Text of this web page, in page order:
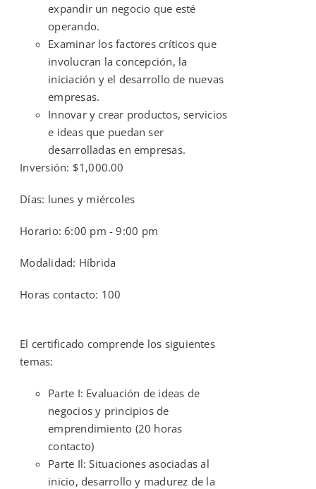
expandir un negocio que esté
operando.
Examinar los factores críticos que
involucran la concepción, la
iniciación y el desarrollo de nuevas
empresas.
Innovar y crear productos, servicios
e ideas que puedan ser
desarrolladas en empresas.
Inversión: $1,000.00
Días: lunes y miércoles
Horario: 6:00 pm - 9:00 pm
Modalidad: Híbrida
Horas contacto: 100
El certificado comprende los siguientes
temas:
Parte I: Evaluación de ideas de
negocios y principios de
emprendimiento (20 horas
contacto)
Parte Il: Situaciones asociadas al
inicio, desarrollo y madurez de la